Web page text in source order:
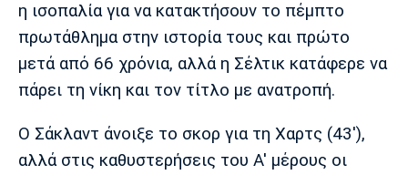
Media
Μπαρτσελόνα
Ρεάλ
Ατλέτικο
Μαδρίτης
η ισοπαλία για να κατακτήσουν το πέμπτο
πρωτάθλημα στην ιστορία τους και πρώτο
μετά από 66 χρόνια, αλλά η Σέλτικ κατάφερε να
πάρει τη νίκη και τον τίτλο με ανατροπή.
Ο Σάκλαντ άνοιξε το σκορ για τη Χαρτς (43'),
αλλά στις καθυστερήσεις του Α' μέρους οι